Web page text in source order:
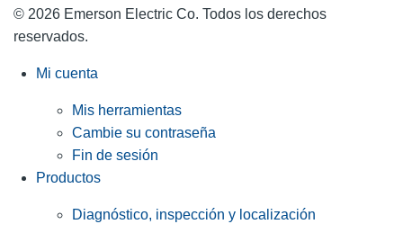
© 2026 Emerson Electric Co. Todos los derechos
reservados.
Mi cuenta
Mis herramientas
Cambie su contraseña
Fin de sesión
Productos
Diagnóstico, inspección y localización